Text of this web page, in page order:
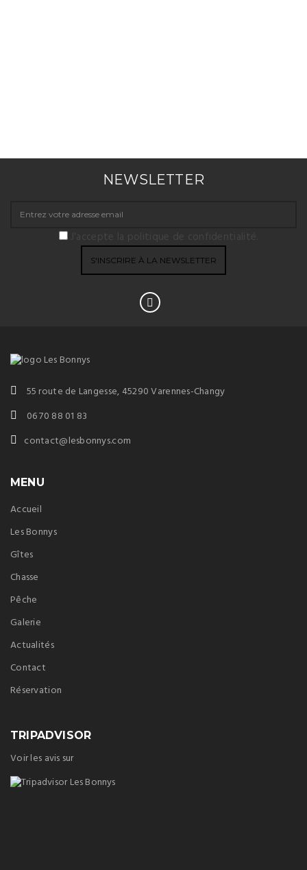
NEWSLETTER
J'accepte la politique de confidentialité.
55 route de Langesse, 45290 Varennes-Changy
06 70 88 01 83
contact@lesbonnys.com
MENU
Accueil
Les Bonnys
Gîtes
Chasse
Pêche
Galerie
Actualités
Contact
Réservation
TRIPADVISOR
Voir les avis sur